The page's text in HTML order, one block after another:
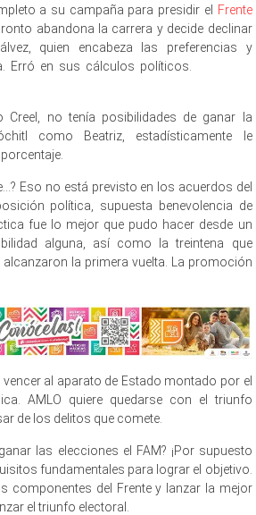
a su campaña para presidir el Frente
pronto abandona la carrera y decide declinar
quien encabeza las preferencias y
Erró en sus cálculos políticos.
Creel, no tenía posibilidades de ganar la
como Beatriz, estadísticamente le
Eso no está previsto en los acuerdos del
política, supuesta benevolencia de
fue lo mejor que pudo hacer desde un
alguna, así como la treintena que
la primera vuelta. La promoción
vencer al aparato de Estado montado por el
AMLO quiere quedarse con el triunfo
de los delitos que comete.
las elecciones el FAM? ¡Por supuesto
fundamentales para lograr el objetivo.
componentes del Frente y lanzar la mejor
el triunfo electoral.